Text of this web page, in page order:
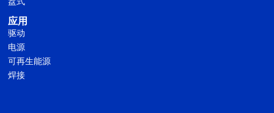
应用
驱动
电源
可再生能源
焊接